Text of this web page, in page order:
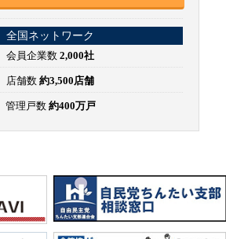
全国ネットワーク
会員企業数 2,000社
店舗数 約3,500店舗
管理戸数 約400万戸